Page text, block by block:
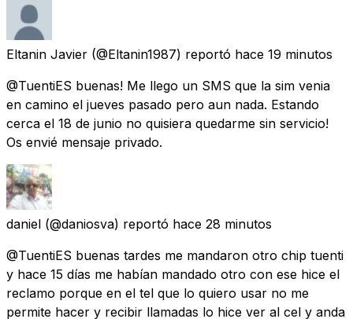
Eltanin Javier (@Eltanin1987) reportó hace 19 minutos
@TuentiES buenas! Me llego un SMS que la sim venia
en camino el jueves pasado pero aun nada. Estando
cerca el 18 de junio no quisiera quedarme sin servicio!
Os envié mensaje privado.
daniel (@daniosva) reportó hace 28 minutos
@TuentiES buenas tardes me mandaron otro chip tuenti
y hace 15 días me habían mandado otro con ese hice el
reclamo porque en el tel que lo quiero usar no me
permite hacer y recibir llamadas lo hice ver al cel y anda